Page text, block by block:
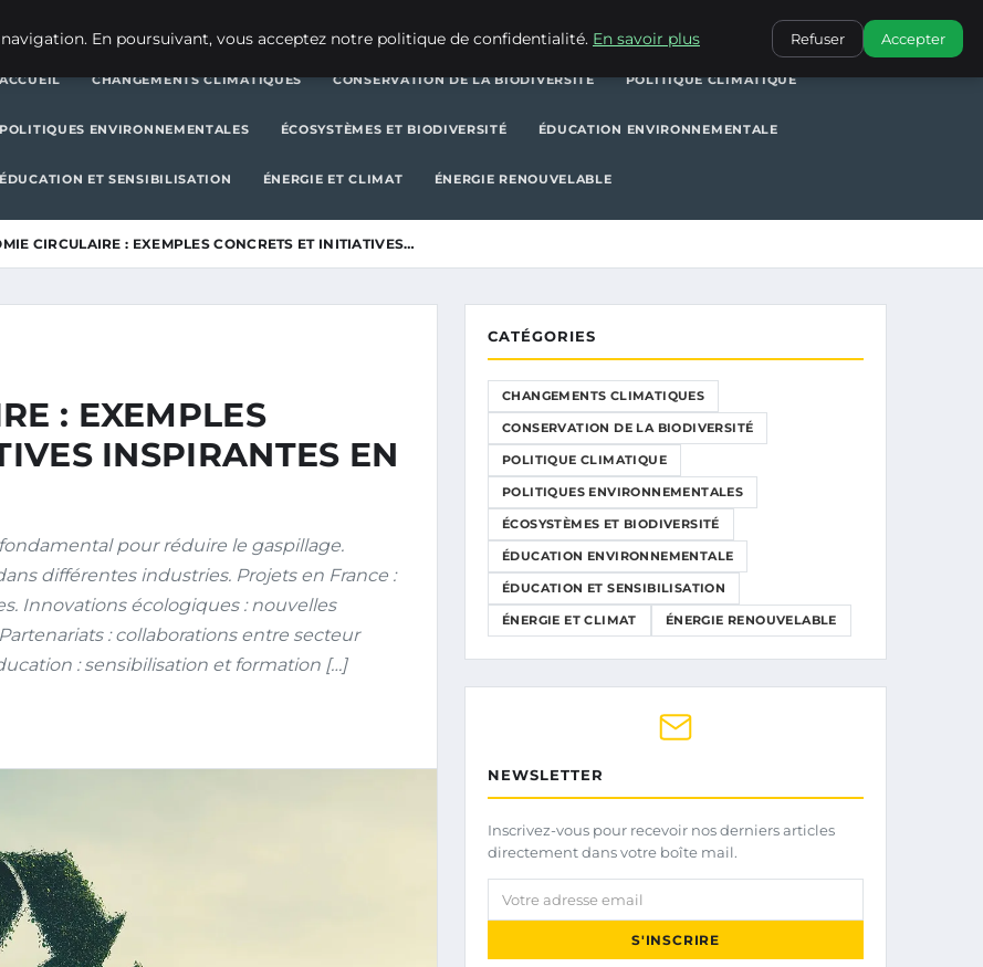
POLITIQUES ENVIRONNEMENTALES
ACCUEIL CHANGEMENTS CLIMATIQUES CONSERVATION DE LA BIODIVERSITÉ POLITIQUE CLIMATIQUE
POLITIQUES ENVIRONNEMENTALES ÉCOSYSTÈMES ET BIODIVERSITÉ ÉDUCATION ENVIRONNEMENTALE
ÉDUCATION ET SENSIBILISATION ÉNERGIE ET CLIMAT ÉNERGIE RENOUVELABLE
CIRCULAIRE : EXEMPLES CONCRETS ET INITIATIVES…
: EXEMPLES
INSPIRANTES EN
pour réduire le gaspillage.
différentes industries. Projets en France :
Innovations écologiques : nouvelles
: collaborations entre secteur
: sensibilisation et formation […]
CATÉGORIES
CHANGEMENTS CLIMATIQUES
CONSERVATION DE LA BIODIVERSITÉ
POLITIQUE CLIMATIQUE
POLITIQUES ENVIRONNEMENTALES
ÉCOSYSTÈMES ET BIODIVERSITÉ
ÉDUCATION ENVIRONNEMENTALE
ÉDUCATION ET SENSIBILISATION
ÉNERGIE ET CLIMAT ÉNERGIE RENOUVELABLE
NEWSLETTER
Inscrivez-vous pour recevoir nos derniers articles
directement dans votre boîte mail.
Votre adresse email
S'INSCRIRE
En poursuivant, vous acceptez notre politique de confidentialité. En savoir plus Refuser Accepter